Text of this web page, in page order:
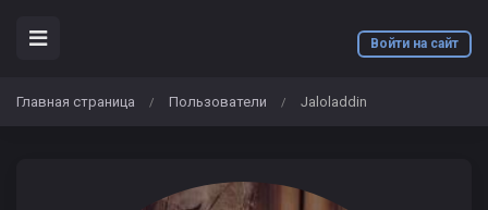
Войти на сайт
Главная страница / Пользователи / Jaloladdin